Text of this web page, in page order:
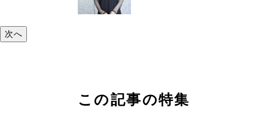
次へ
この記事の特集